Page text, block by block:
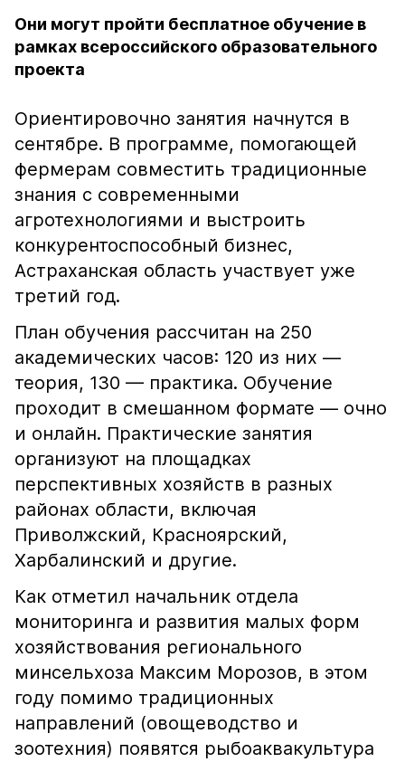
Они могут пройти бесплатное обучение в
рамках всероссийского образовательного
проекта
Ориентировочно занятия начнутся в
сентябре. В программе, помогающей
фермерам совместить традиционные
знания с современными
агротехнологиями и выстроить
конкурентоспособный бизнес,
Астраханская область участвует уже
третий год.
План обучения рассчитан на 250
академических часов: 120 из них —
теория, 130 — практика. Обучение
проходит в смешанном формате — очно
и онлайн. Практические занятия
организуют на площадках
перспективных хозяйств в разных
районах области, включая
Приволжский, Красноярский,
Харбалинский и другие.
Как отметил начальник отдела
мониторинга и развития малых форм
хозяйствования регионального
минсельхоза Максим Морозов, в этом
году помимо традиционных
направлений (овощеводство и
зоотехния) появятся рыбоаквакультура